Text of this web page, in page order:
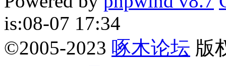
is:08-07 17:34
©2005-2023 啄木论坛 版